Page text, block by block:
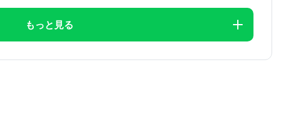
もっと見る